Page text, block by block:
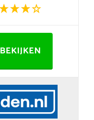
BEKIJKEN